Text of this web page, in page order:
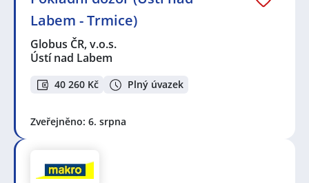
Labem - Trmice)
Globus ČR, v.o.s.
Ústí nad Labem
40 260 Kč Plný úvazek
Zveřejněno: 6. srpna